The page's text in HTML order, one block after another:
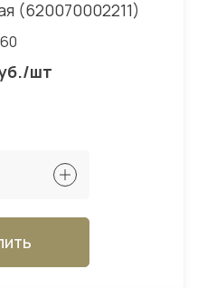
(620070002211)
шт